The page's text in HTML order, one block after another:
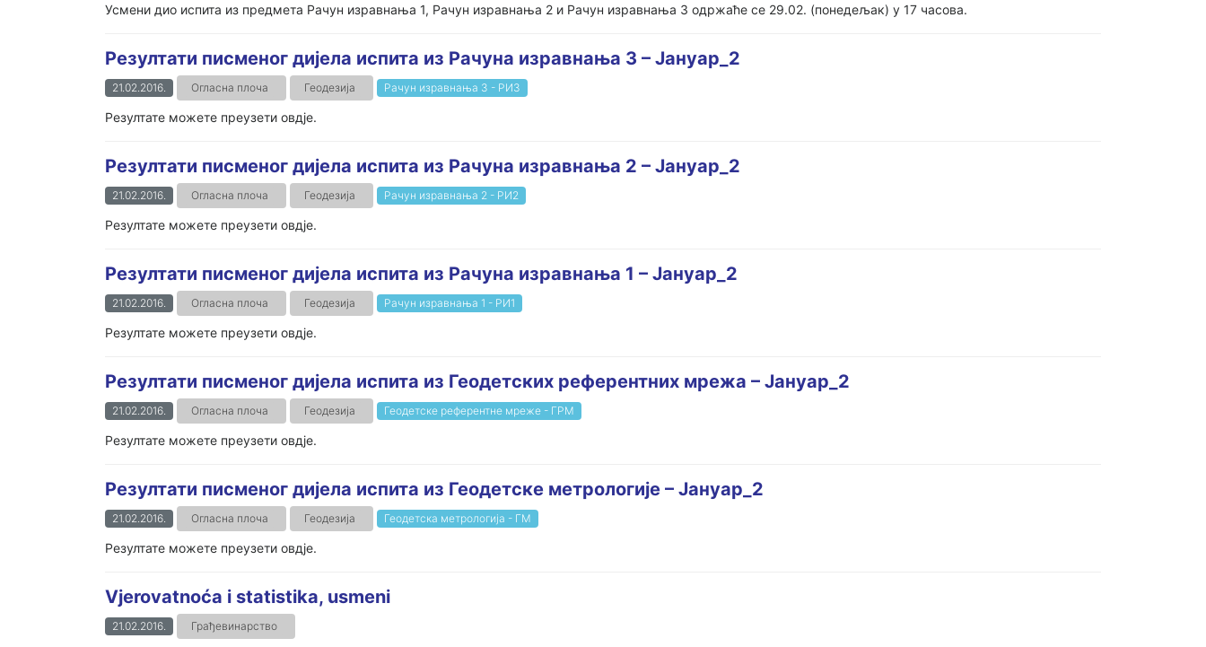
Усмени дио испита из предмета Рачун изравнања 1, Рачун изравнања 2 и Рачун изравнања 3 одржаће се 29.02. (понедељак) у 17 часова.
Резултати писменог дијела испита из Рачуна изравнања 3 – Јануар_2
21.02.2016. Огласна плоча Геодезија Рачун изравнања 3 - РИ3
Резултате можете преузети овдје.
Резултати писменог дијела испита из Рачуна изравнања 2 – Јануар_2
21.02.2016. Огласна плоча Геодезија Рачун изравнања 2 - РИ2
Резултате можете преузети овдје.
Резултати писменог дијела испита из Рачуна изравнања 1 – Јануар_2
21.02.2016. Огласна плоча Геодезија Рачун изравнања 1 - РИ1
Резултате можете преузети овдје.
Резултати писменог дијела испита из Геодетских референтних мрежа – Јануар_2
21.02.2016. Огласна плоча Геодезија Геодетске референтне мреже - ГРМ
Резултате можете преузети овдје.
Резултати писменог дијела испита из Геодетске метрологије – Јануар_2
21.02.2016. Огласна плоча Геодезија Геодетска метрологија - ГМ
Резултате можете преузети овдје.
Vjerovatnoća i statistika, usmeni
21.02.2016. Грађевинарство